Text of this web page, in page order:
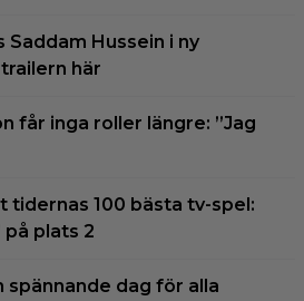
Saddam Hussein i ny
här
får inga roller längre: ”Jag
tidernas 100 bästa tv-spel:
på plats 2
spännande dag för alla